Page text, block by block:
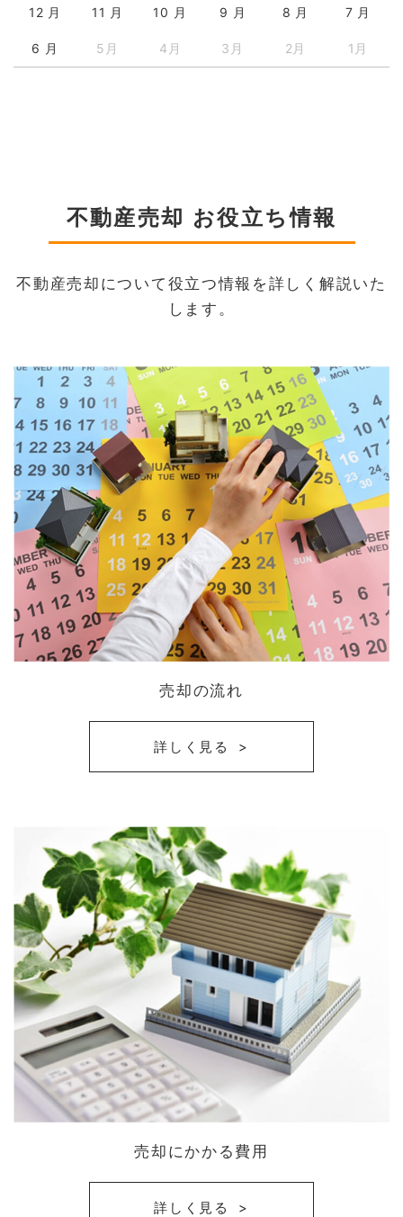
12 月 11 月 10 月 9 月 8 月 7 月
6 月 5月 4月 3月 2月 1月
不動産売却 お役立ち情報
不動産売却について役立つ情報を詳しく解説いた
します。
売却の流れ
詳しく見る
売却にかかる費用
詳しく見る